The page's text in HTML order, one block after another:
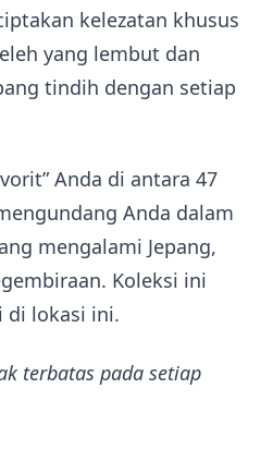
kelezatan khusus
yang lembut dan
tindih dengan setiap
Anda di antara 47
Anda dalam
mengalami Jepang,
Koleksi ini
di lokasi ini.
terbatas pada setiap